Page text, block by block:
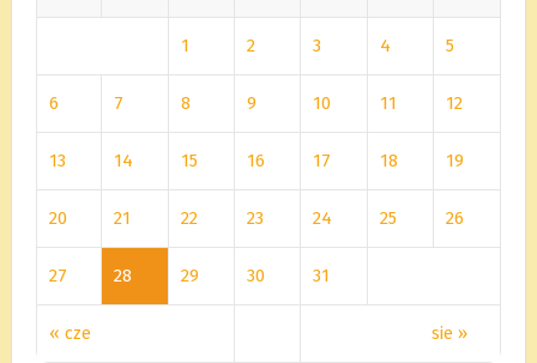
« cze sie »
1 2 3 4 5
6 7 8 9 10 11 12
13 14 15 16 17 18 19
20 21 22 23 24 25 26
27 28 29 30 31